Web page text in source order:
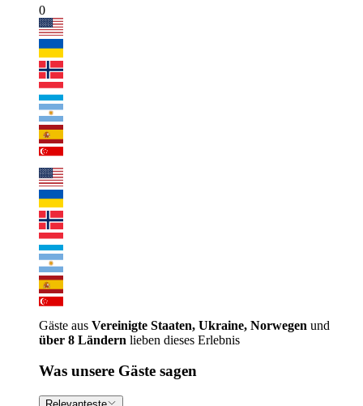
0
Gäste aus Vereinigte Staaten, Ukraine, Norwegen und
über 8 Ländern lieben dieses Erlebnis
Was unsere Gäste sagen